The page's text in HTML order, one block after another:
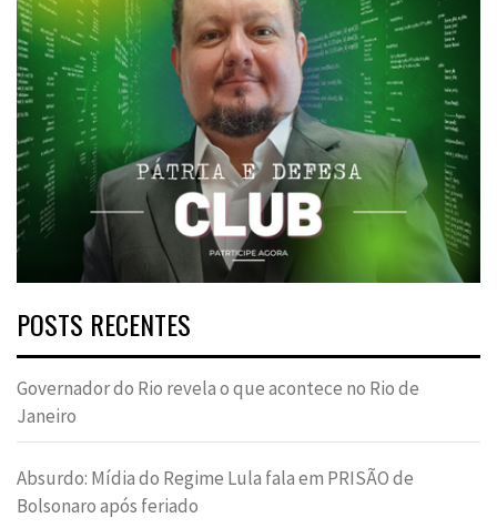
POSTS RECENTES
Governador do Rio revela o que acontece no Rio de
Janeiro
Absurdo: Mídia do Regime Lula fala em PRISÃO de
Bolsonaro após feriado